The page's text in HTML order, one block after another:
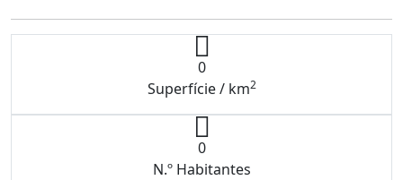
0
Superfície / km2
0
N.º Habitantes